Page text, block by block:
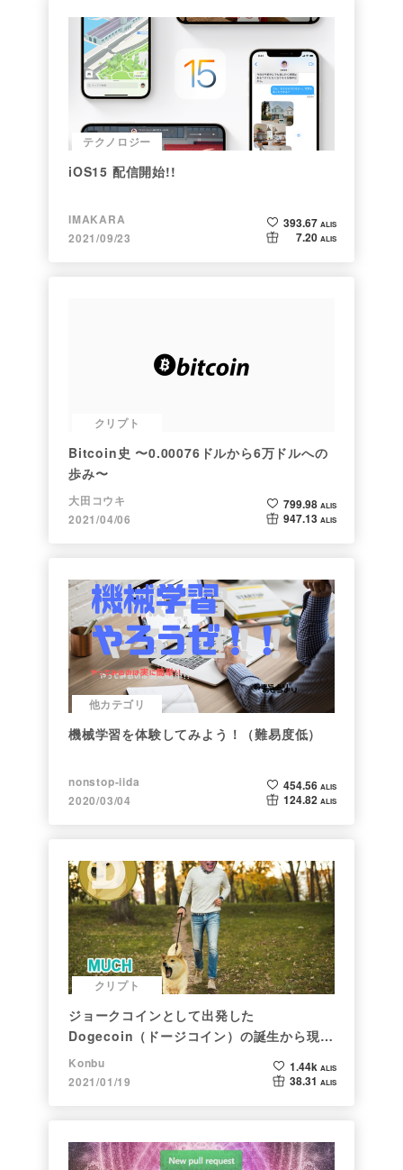
テクノロジー
iOS15 配信開始!!
IMAKARA
2021/09/23
393.67 ALIS
7.20 ALIS
クリプト
Bitcoin史 〜0.00076ドルから6万ドルへの
歩み〜
大田コウキ
2021/04/06
799.98 ALIS
947.13 ALIS
他カテゴリ
機械学習を体験してみよう！（難易度低）
nonstop-iida
2020/03/04
454.56 ALIS
124.82 ALIS
クリプト
ジョークコインとして出発した
Dogecoin（ドージコイン）の誕生から現在
まで。注目される非証券性🐶
Konbu
2021/01/19
1.44k ALIS
38.31 ALIS